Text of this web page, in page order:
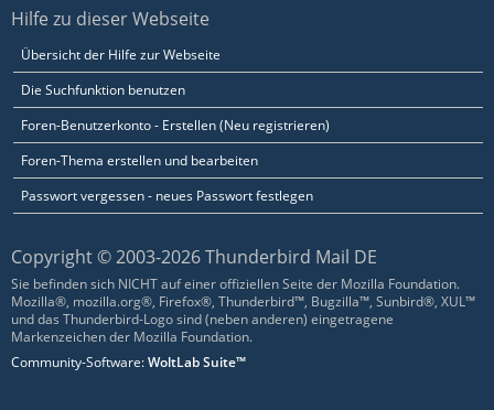
Hilfe zu dieser Webseite
Übersicht der Hilfe zur Webseite
Die Suchfunktion benutzen
Foren-Benutzerkonto - Erstellen (Neu registrieren)
Foren-Thema erstellen und bearbeiten
Passwort vergessen - neues Passwort festlegen
Copyright © 2003-2026 Thunderbird Mail DE
Sie befinden sich NICHT auf einer offiziellen Seite der Mozilla Foundation.
Mozilla®, mozilla.org®, Firefox®, Thunderbird™, Bugzilla™, Sunbird®, XUL™
und das Thunderbird-Logo sind (neben anderen) eingetragene
Markenzeichen der Mozilla Foundation.
Community-Software:WoltLab Suite™